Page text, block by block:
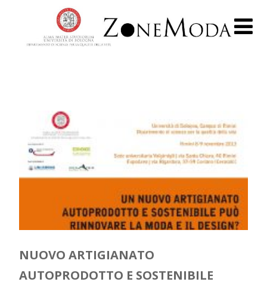
NUOVO ARTIGIANATO
AUTOPRODOTTO E SOSTENIBILE